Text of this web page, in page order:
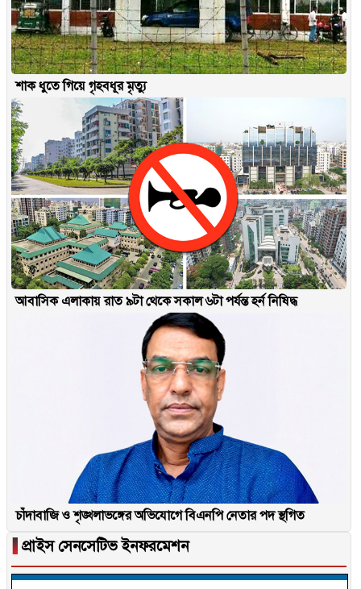
শাক ধুতে গিয়ে গৃহবধূর মৃত্যু
আবাসিক এলাকায় রাত ৯টা থেকে সকাল ৬টা পর্যন্ত হর্ন নিষিদ্ধ
চাঁদাবাজি ও শৃঙ্খলাভঙ্গের অভিযোগে বিএনপি নেতার পদ স্থগিত
▐ প্রাইস সেনসেটিভ ইনফরমেশন